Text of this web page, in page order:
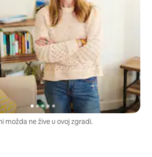
možda ne žive u ovoj zgradi.